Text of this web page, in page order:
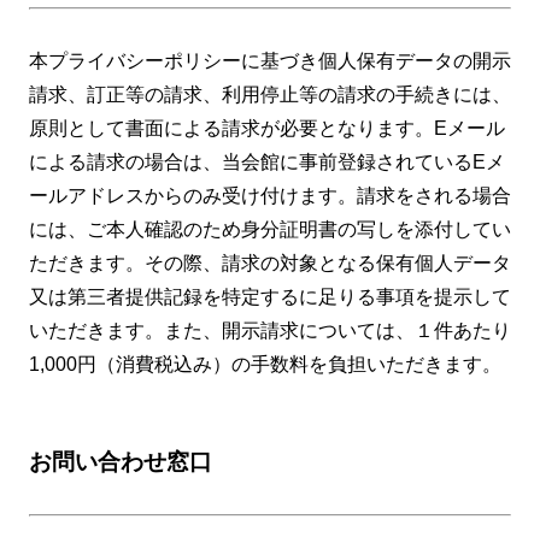
本プライバシーポリシーに基づき個人保有データの開示
請求、訂正等の請求、利用停止等の請求の手続きには、
原則として書面による請求が必要となります。Eメール
による請求の場合は、当会館に事前登録されているEメ
ールアドレスからのみ受け付けます。請求をされる場合
には、ご本人確認のため身分証明書の写しを添付してい
ただきます。その際、請求の対象となる保有個人データ
又は第三者提供記録を特定するに足りる事項を提示して
いただきます。また、開示請求については、１件あたり
1,000円（消費税込み）の手数料を負担いただきます。
お問い合わせ窓口